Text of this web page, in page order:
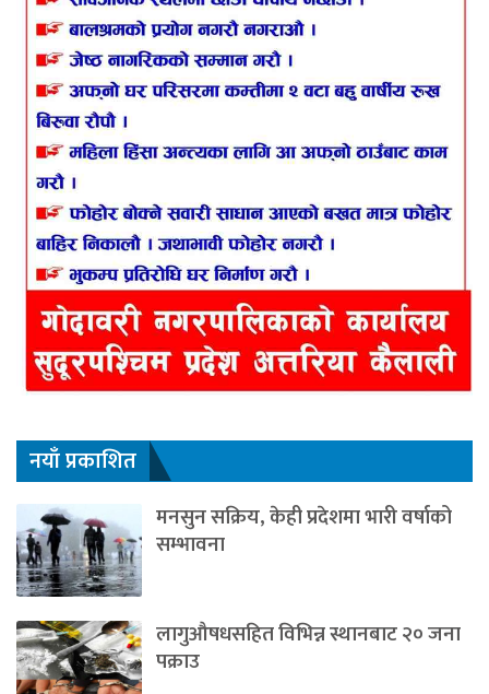
नयाँ प्रकाशित
मनसुन सक्रिय, केही प्रदेशमा भारी वर्षाको
सम्भावना
लागुऔषधसहित विभिन्न स्थानबाट २० जना
पक्राउ